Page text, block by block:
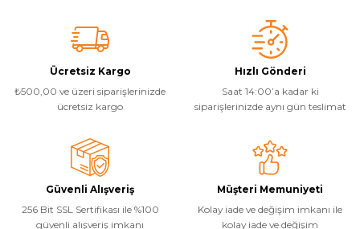
Ücretsiz Kargo
₺500,00 ve üzeri siparişlerinizde
ücretsiz kargo
Hızlı Gönderi
Saat 14:00’a kadar ki
siparişlerinizde aynı gün teslimat
Güvenli Alışveriş
256 Bit SSL Sertifikası ile %100
güvenli alışveriş imkanı
Müşteri Memuniyeti
Kolay iade ve değişim imkanı ile
kolay iade ve değişim